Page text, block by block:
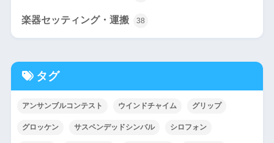
楽器セッティング・運搬 38
タグ
アンサンブルコンテスト ウインドチャイム グリップ
グロッケン サスペンデッドシンバル シロフォン